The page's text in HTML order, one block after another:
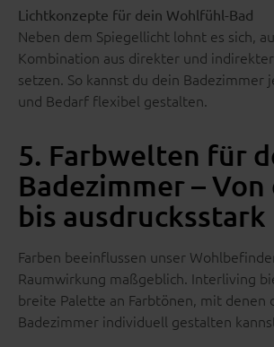
Lichtkonzepte für dein Wohlfühl-Bad
Neben dem Spiegellicht lohnt es sich,
Kombination aus direkter und
setzen. So kannst du dein Badezimmer
und Bedarf flexibel gestalten.
5. Farbwelten für
Badezimmer –
bis ausdrucksstark
Farben beeinflussen unser
Raumwirkung maßgeblich. Interliving
breite Palette an Farbtönen, mit denen
Badezimmer individuell gestalten